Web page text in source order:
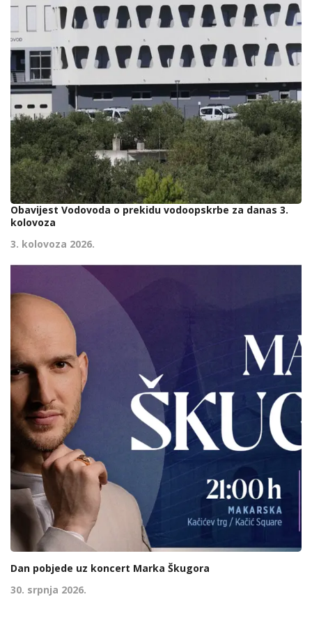
Obavijest Vodovoda o prekidu vodoopskrbe za danas 3.
kolovoza
3. kolovoza 2026.
Dan pobjede uz koncert Marka Škugora
30. srpnja 2026.